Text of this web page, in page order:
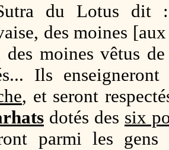
du Lotus dit :
des moines
des moines vêtus
Ils enseigneront
, et seront
dotés des six
parmi les gens